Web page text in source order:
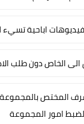
اباحية
الخاص دون طلب
المختص
امور المجموعة